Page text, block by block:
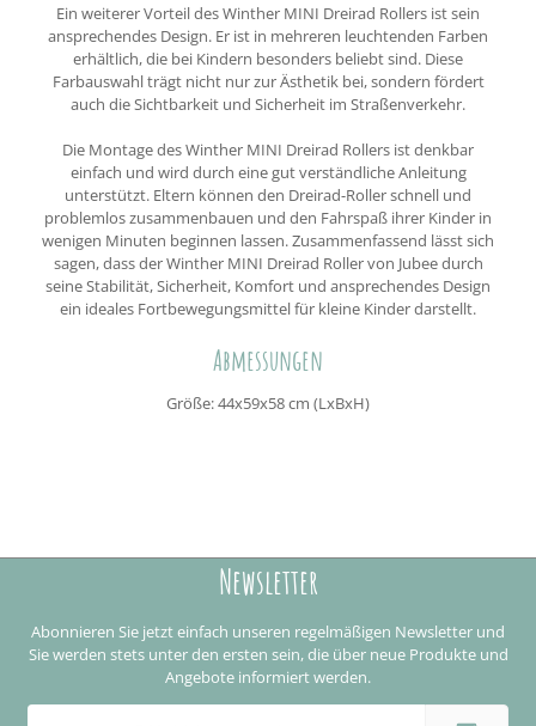
Ein weiterer Vorteil des Winther MINI Dreirad Rollers ist sein
ansprechendes Design. Er ist in mehreren leuchtenden Farben
erhältlich, die bei Kindern besonders beliebt sind. Diese
Farbauswahl trägt nicht nur zur Ästhetik bei, sondern fördert
auch die Sichtbarkeit und Sicherheit im Straßenverkehr.
Die Montage des Winther MINI Dreirad Rollers ist denkbar
einfach und wird durch eine gut verständliche Anleitung
unterstützt. Eltern können den Dreirad-Roller schnell und
problemlos zusammenbauen und den Fahrspaß ihrer Kinder in
wenigen Minuten beginnen lassen. Zusammenfassend lässt sich
sagen, dass der Winther MINI Dreirad Roller von Jubee durch
seine Stabilität, Sicherheit, Komfort und ansprechendes Design
ein ideales Fortbewegungsmittel für kleine Kinder darstellt.
Abmessungen
Größe: 44x59x58 cm (LxBxH)
Newsletter
Abonnieren Sie jetzt einfach unseren regelmäßigen Newsletter und
Sie werden stets unter den ersten sein, die über neue Produkte und
Angebote informiert werden.
E-